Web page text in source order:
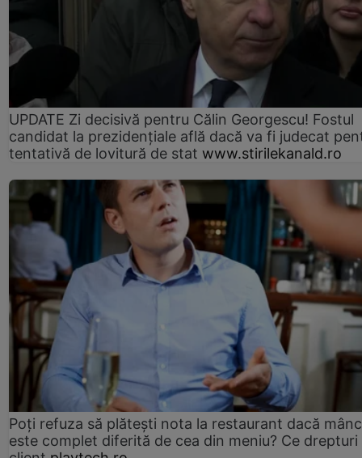
UPDATE Zi decisivă pentru Călin Georgescu! Fostul
candidat la prezidențiale află dacă va fi judecat
tentativă de lovitură de stat www.stirilekanald.ro
Poți refuza să plătești nota la restaurant dacă
este complet diferită de cea din meniu? Ce drepturi